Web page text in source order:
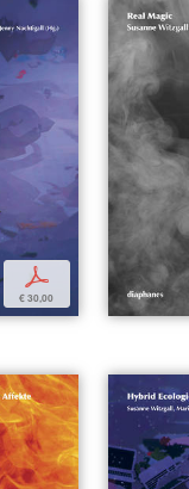
p
€ 30,00